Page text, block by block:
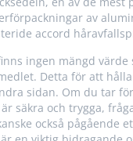
av
accord
ingen mängd
Detta för att
sidan. Om du tar
säkra och trygga,
också pågående